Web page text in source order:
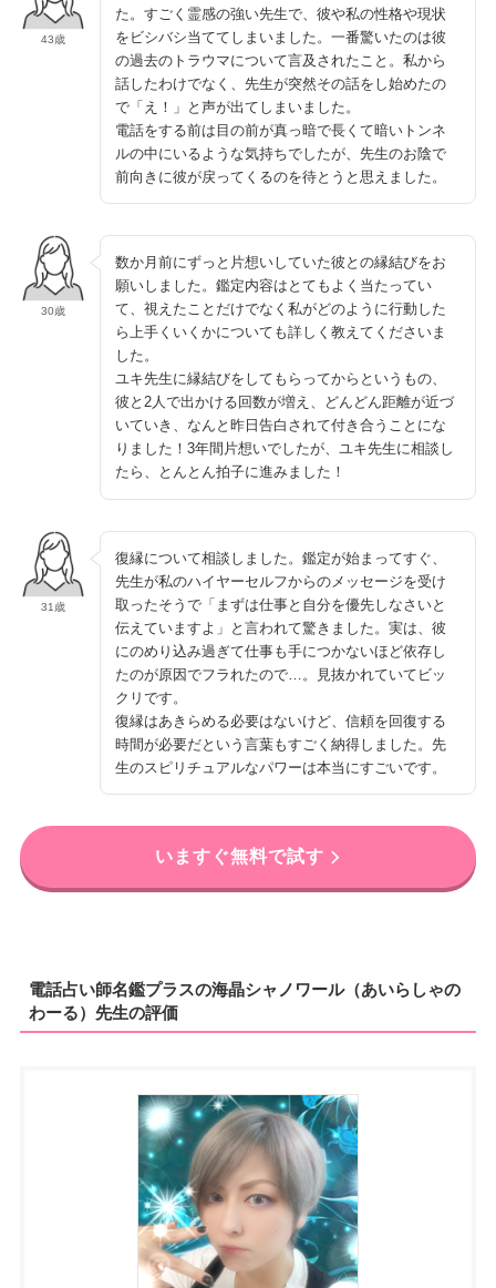
43歳
た。すごく霊感の強い先生で、彼や私の性格や現状
をビシバシ当ててしまいました。一番驚いたのは彼
の過去のトラウマについて言及されたこと。私から
話したわけでなく、先生が突然その話をし始めたの
で「え！」と声が出てしまいました。
電話をする前は目の前が真っ暗で長くて暗いトンネ
ルの中にいるような気持ちでしたが、先生のお陰で
前向きに彼が戻ってくるのを待とうと思えました。
30歳
数か月前にずっと片想いしていた彼との縁結びをお
願いしました。鑑定内容はとてもよく当たってい
て、視えたことだけでなく私がどのように行動した
ら上手くいくかについても詳しく教えてくださいま
した。
ユキ先生に縁結びをしてもらってからというもの、
彼と2人で出かける回数が増え、どんどん距離が近づ
いていき、なんと昨日告白されて付き合うことにな
りました！3年間片想いでしたが、ユキ先生に相談し
たら、とんとん拍子に進みました！
31歳
復縁について相談しました。鑑定が始まってすぐ、
先生が私のハイヤーセルフからのメッセージを受け
取ったそうで「まずは仕事と自分を優先しなさいと
伝えていますよ」と言われて驚きました。実は、彼
にのめり込み過ぎて仕事も手につかないほど依存し
たのが原因でフラれたので…。見抜かれていてビッ
クリです。
復縁はあきらめる必要はないけど、信頼を回復する
時間が必要だという言葉もすごく納得しました。先
生のスピリチュアルなパワーは本当にすごいです。
いますぐ無料で試す
電話占い師名鑑プラスの海晶シャノワール（あいらしゃの
わーる）先生の評価